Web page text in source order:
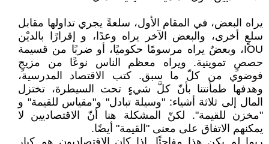
يراه البعض، في المقام الأول، سلعةً يجري تداولها مقابل
سلعٍ أخرى، والبعض الآخر يراه وعدًا، ‏و إقرارًا بالديْن
‏IOU، وبعضٌ يراه مرسومًا حكوميًا، أو ضربًا من قسيمة
حصصٍ تموينية. ويراه ‏معظم الناس نوعًا من مزيجٍ
فوضوي من كلّ ما سبق. كتب الاقتصاد المدرسية،
وهدفها ‏طمأنتنا بأنّ كلَّ شيءٍ تحت السيطرة، تختزل
المال إلى ثلاثة أشياء: "وسيلة تبادل" و"مقياس ‏للقيمة" و
"مخزن للقيمة". لكنّ المشكلة هنا أنّ الاقتصاديين لا
يمكنهم الاتفاق على معنى ‏‏"القيمة" أيضًا.‏